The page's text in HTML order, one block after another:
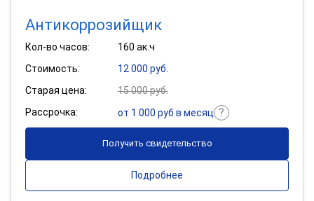
Антикоррозийщик
Кол-во часов:
160 ак.ч
Стоимость:
12 000 руб.
Старая цена:
15 000 руб.
Рассрочка:
от 1 000 руб в месяц
Получить свидетельство
Подробнее